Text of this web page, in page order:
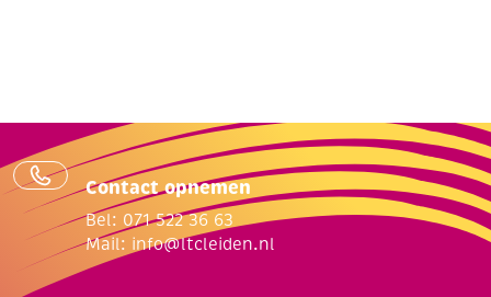
Contact opnemen
Bel: 071 522 36 63
Mail: info@ltcleiden.nl